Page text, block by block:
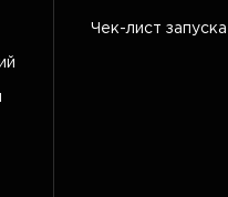
Чек-лист